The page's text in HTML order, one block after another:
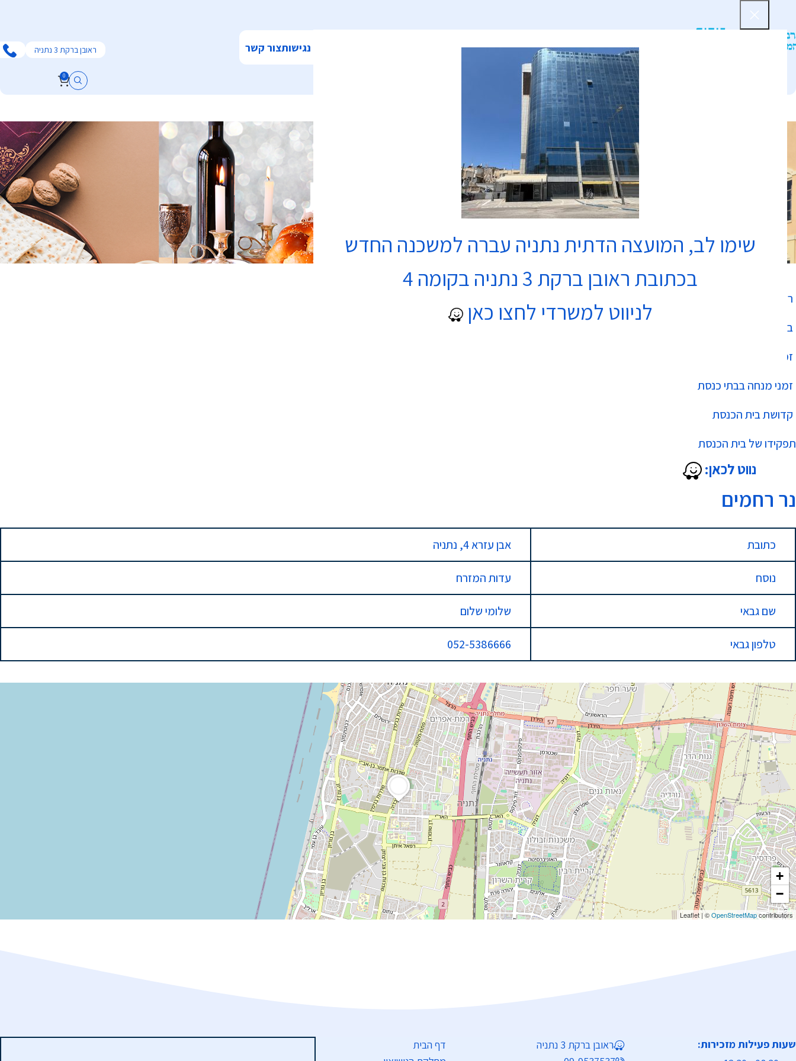
שימו לב, המועצה הדתית נתניה עברה למשכנה החדש
בכתובת ראובן ברקת 3 נתניה בקומה 4
לניווט למשרדי לחצו כאן
דף הביתאודות המועצה הצהרת נגישותצור קשר ראובן ברקת 3 נתניה
0
בתי כנסת
רשימת בתי כנסת
בר מצווה
זמני שחרית בבתי כנסת
זמני מנחה בבתי כנסת
קדושת בית הכנסת
תפקידו של בית הכנסת
נווט לכאן:
נר רחמים
כתובת אבן עזרא 4, נתניה
נוסח עדות המזרח
שם גבאי שלומי שלום
טלפון גבאי 052-5386666
+
−
Leaflet| ©OpenStreetMapcontributors
דף הבית
ראובן ברקת 3 נתניה
שעות פעילות מזכירות: